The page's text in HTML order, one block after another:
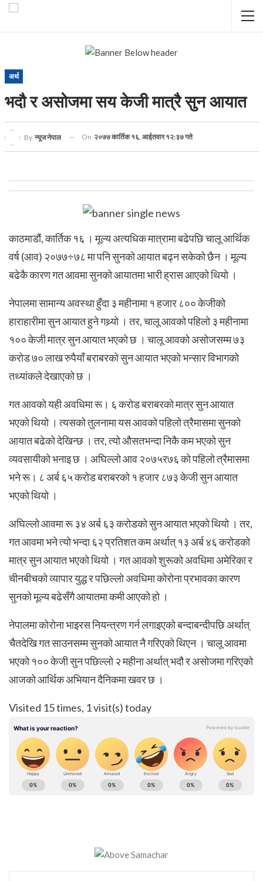
अर्थ
भदौ र असोजमा सय केजी मात्रै सुन आयात
By न्यूज नेपाल On २०७७ कार्तिक १६, आईतवार १२:३७ गते
काठमाडौं, कार्तिक १६ । मूल्य अत्यधिक मात्रामा बढेपछि चालू आर्थिक
वर्ष (आव) २०७७÷७८ मा पनि सुनको आयात बढ्न सकेको छैन । मूल्य
बढेकै कारण गत आवमा सुनको आयातमा भारी ह्रास आएको थियो ।
नेपालमा सामान्य अवस्था हुँदा ३ महीनामा १ हजार ८०० केजीको
हाराहारीमा सुन आयात हुने गथ्र्यो । तर, चालू आवको पहिलो ३ महीनामा
१०० केजी मात्र सुन आयात भएको छ । चालू आवको असोजसम्म ७३
करोड ७० लाख रुपैयाँ बराबरको सुन आयात भएको भन्सार विभागको
तथ्यांकले देखाएको छ ।
गत आवको यही अवधिमा रू। ६ करोड बराबरको मात्र सुन आयात
भएको थियो । त्यसको तुलनामा यस आवको पहिलो त्रैमासमा सुनको
आयात बढेको देखिन्छ । तर, त्यो औसतभन्दा निकै कम भएको सुन
व्यवसायीको भनाइ छ । अघिल्लो आव २०७५र७६ को पहिलो त्रैमासमा
भने रू। ८ अर्ब ६५ करोड बराबरको १ हजार ८७३ केजी सुन आयात
भएको थियो ।
अघिल्लो आवमा रू ३४ अर्ब ६३ करोडको सुन आयात भएको थियो । तर,
गत आवमा भने त्यो भन्दा ६२ प्रतिशत कम अर्थात् १३ अर्ब ४६ करोडको
मात्र सुन आयात भएको थियो । गत आवको शुरूको अवधिमा अमेरिका र
चीनबीचको व्यापार युद्ध र पछिल्लो अवधिमा कोरोना प्रभावका कारण
सुनको मूल्य बढेसँगै आयातमा कमी आएको हो ।
नेपालमा कोरोना भाइरस नियन्त्रण गर्न लगाइएको बन्दाबन्दीपछि अर्थात्
चैतदेखि गत साउनसम्म सुनको आयात नै गरिएको थिएन । चालू आवमा
भएको १०० केजी सुन पछिल्लो २ महीना अर्थात् भदौ र असोजमा गरिएको
आजको आर्थिक अभियान दैनिकमा खवर छ ।
Visited 15 times, 1 visit(s) today